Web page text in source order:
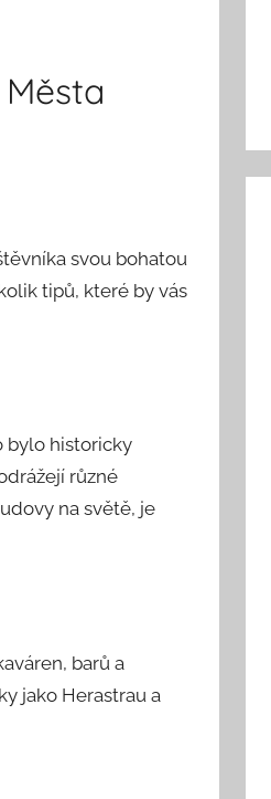
svou bohatou
tipů, které by vás
bylo historicky
různé
na světě, je
barů a
jako Herastrau a